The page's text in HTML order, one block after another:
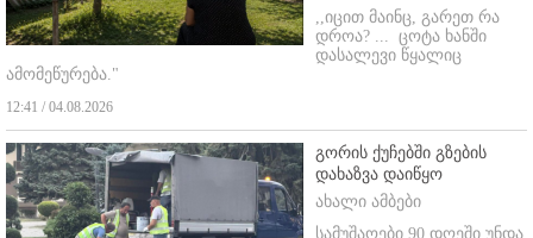
,,იცით მაინც, გარეთ რა
დროა? ... ცოტა ხანში
დასალევი წყალიც
ამომეწურება."
12:41 / 04.08.2026
გორის ქუჩებში გზების
დახაზვა დაიწყო
ახალი ამბები
სამუშაოები 90 დღეში უნდა